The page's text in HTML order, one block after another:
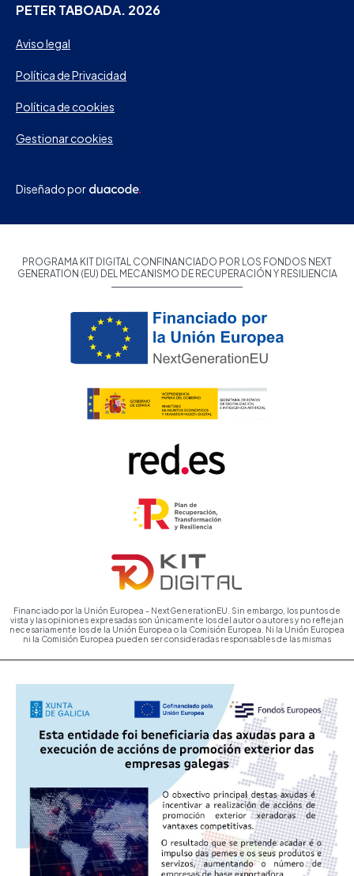
PETER TABOADA. 2026
Aviso legal
Política de Privacidad
Política de cookies
Gestionar cookies
Diseñado por
PROGRAMA KIT DIGITAL CONFINANCIADO POR LOS FONDOS NEXT
GENERATION (EU) DEL MECANISMO DE RECUPERACIÓN Y RESILIENCIA
Financiado por la Unión Europea - NextGenerationEU. Sin embargo, los puntos de
vista y las opiniones expresadas son únicamente los del autor o autores y no reflejan
necesariamente los de la Unión Europea o la Comisión Europea. Ni la Unión Europea
ni la Comisión Europea pueden ser consideradas responsables de las mismas